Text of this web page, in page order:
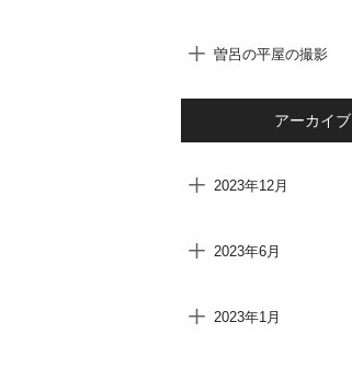
曽呂の平屋の撮影
アーカイブ
2023年12月
2023年6月
2023年1月